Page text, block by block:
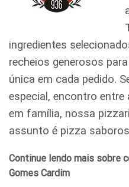
ingredientes
recheios generosos
única em cada pedido.
especial, encontro
em família, nossa
assunto é pizza
Continue lendo mais sobre
Gomes Cardim